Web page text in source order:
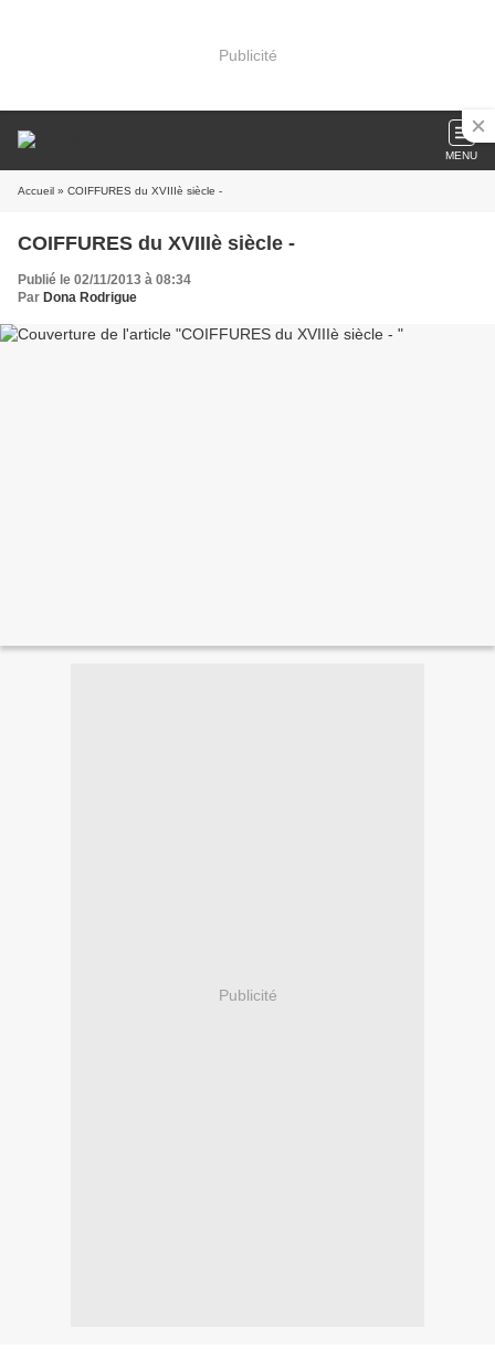
Publicité
MENU
Accueil » COIFFURES du XVIIIè siècle -
COIFFURES du XVIIIè siècle -
Publié le 02/11/2013 à 08:34
Par Dona Rodrigue
Publicité